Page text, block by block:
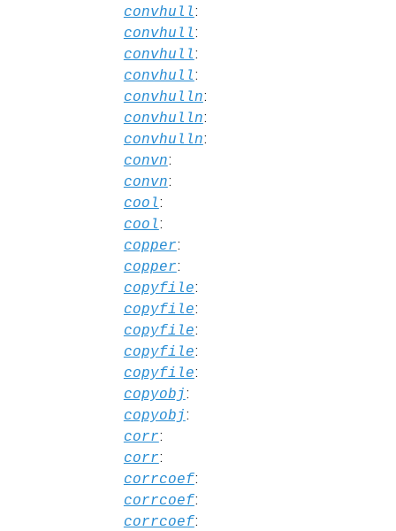
convhull:
convhull:
convhull:
convhull:
convhulln:
convhulln:
convhulln:
convn:
convn:
cool:
cool:
copper:
copper:
copyfile:
copyfile:
copyfile:
copyfile:
copyfile:
copyobj:
copyobj:
corr:
corr:
corrcoef:
corrcoef:
corrcoef: